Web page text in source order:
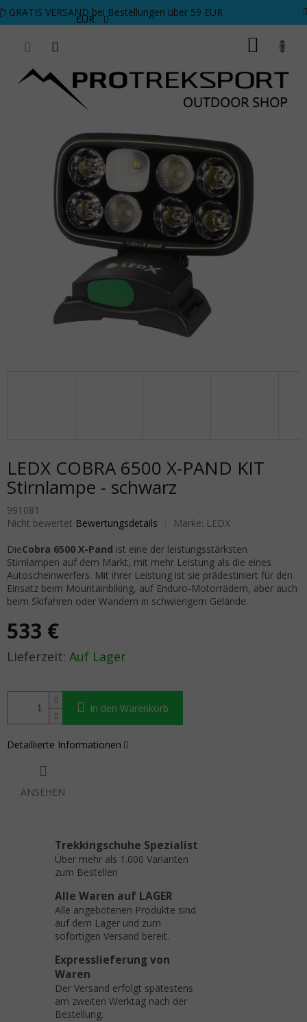
Zum Inhalt springen
GRATIS VERSAND bei Bestellungen über 59 EUR
EUR
LEDX COBRA 6500 X-PAND KIT
Stirnlampe - schwarz
991081
Die durchschnittliche Produktbewertung ist 0,0 von 5 Sternen.
Nicht bewertet Bewertungsdetails Marke: LEDX
533 €
Verkaufspreis: Auf Lager
In den Warenkorb
DieCobra 6500 X-Pand ist eine der leistungsstärksten
Stirnlampen auf dem Markt, mit mehr Leistung als die eines
Autoscheinwerfers. Mit ihrer Leistung ist sie prädestiniert für den
Einsatz beim Mountainbiking, auf Enduro-Motorrädern, aber auch
beim Skifahren oder Wandern in schwierigem Gelände.
Detaillierte Informationen
ANSEHEN
Trekkingschuhe Spezialist
Über mehr als 1.000 Varianten
zum Bestellen
Alle Waren auf LAGER
Alle angebotenen Produkte sind
auf dem Lager und zum
sofortigen Versand bereit.
Expresslieferung von
Waren
Der Versand erfolgt spätestens
am zweiten Werktag nach der
Bestellung.